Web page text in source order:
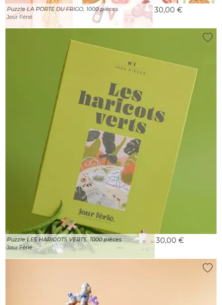
Puzzle LA PORTE DU FRIGO, 1000 pièces
Jour Férié
30,00 €
Puzzle LES HARICOTS VERTS, 1000 pièces
Jour Férié
30,00 €